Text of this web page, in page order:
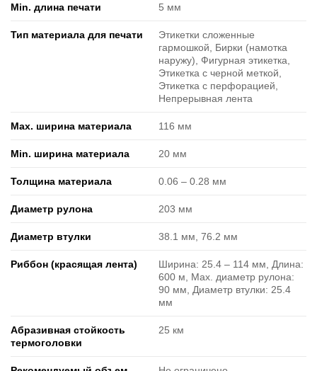
Min. длина печати 5 мм
Тип материала для печати
Этикетки сложенные
гармошкой, Бирки (намотка
наружу), Фигурная этикетка,
Этикетка с черной меткой,
Этикетка с перфорацией,
Непрерывная лента
Max. ширина материала 116 мм
Min. ширина материала 20 мм
Толщина материала 0.06 ‒ 0.28 мм
Диаметр рулона 203 мм
Диаметр втулки 38.1 мм, 76.2 мм
Риббон (красящая лента)
Ширина: 25.4 ‒ 114 мм, Длина:
600 м, Max. диаметр рулона:
90 мм, Диаметр втулки: 25.4
мм
Абразивная стойкость
термоголовки
25 км